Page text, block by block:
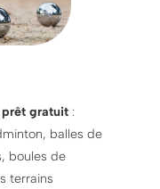
prêt gratuit:
balles de
boules de
terrains